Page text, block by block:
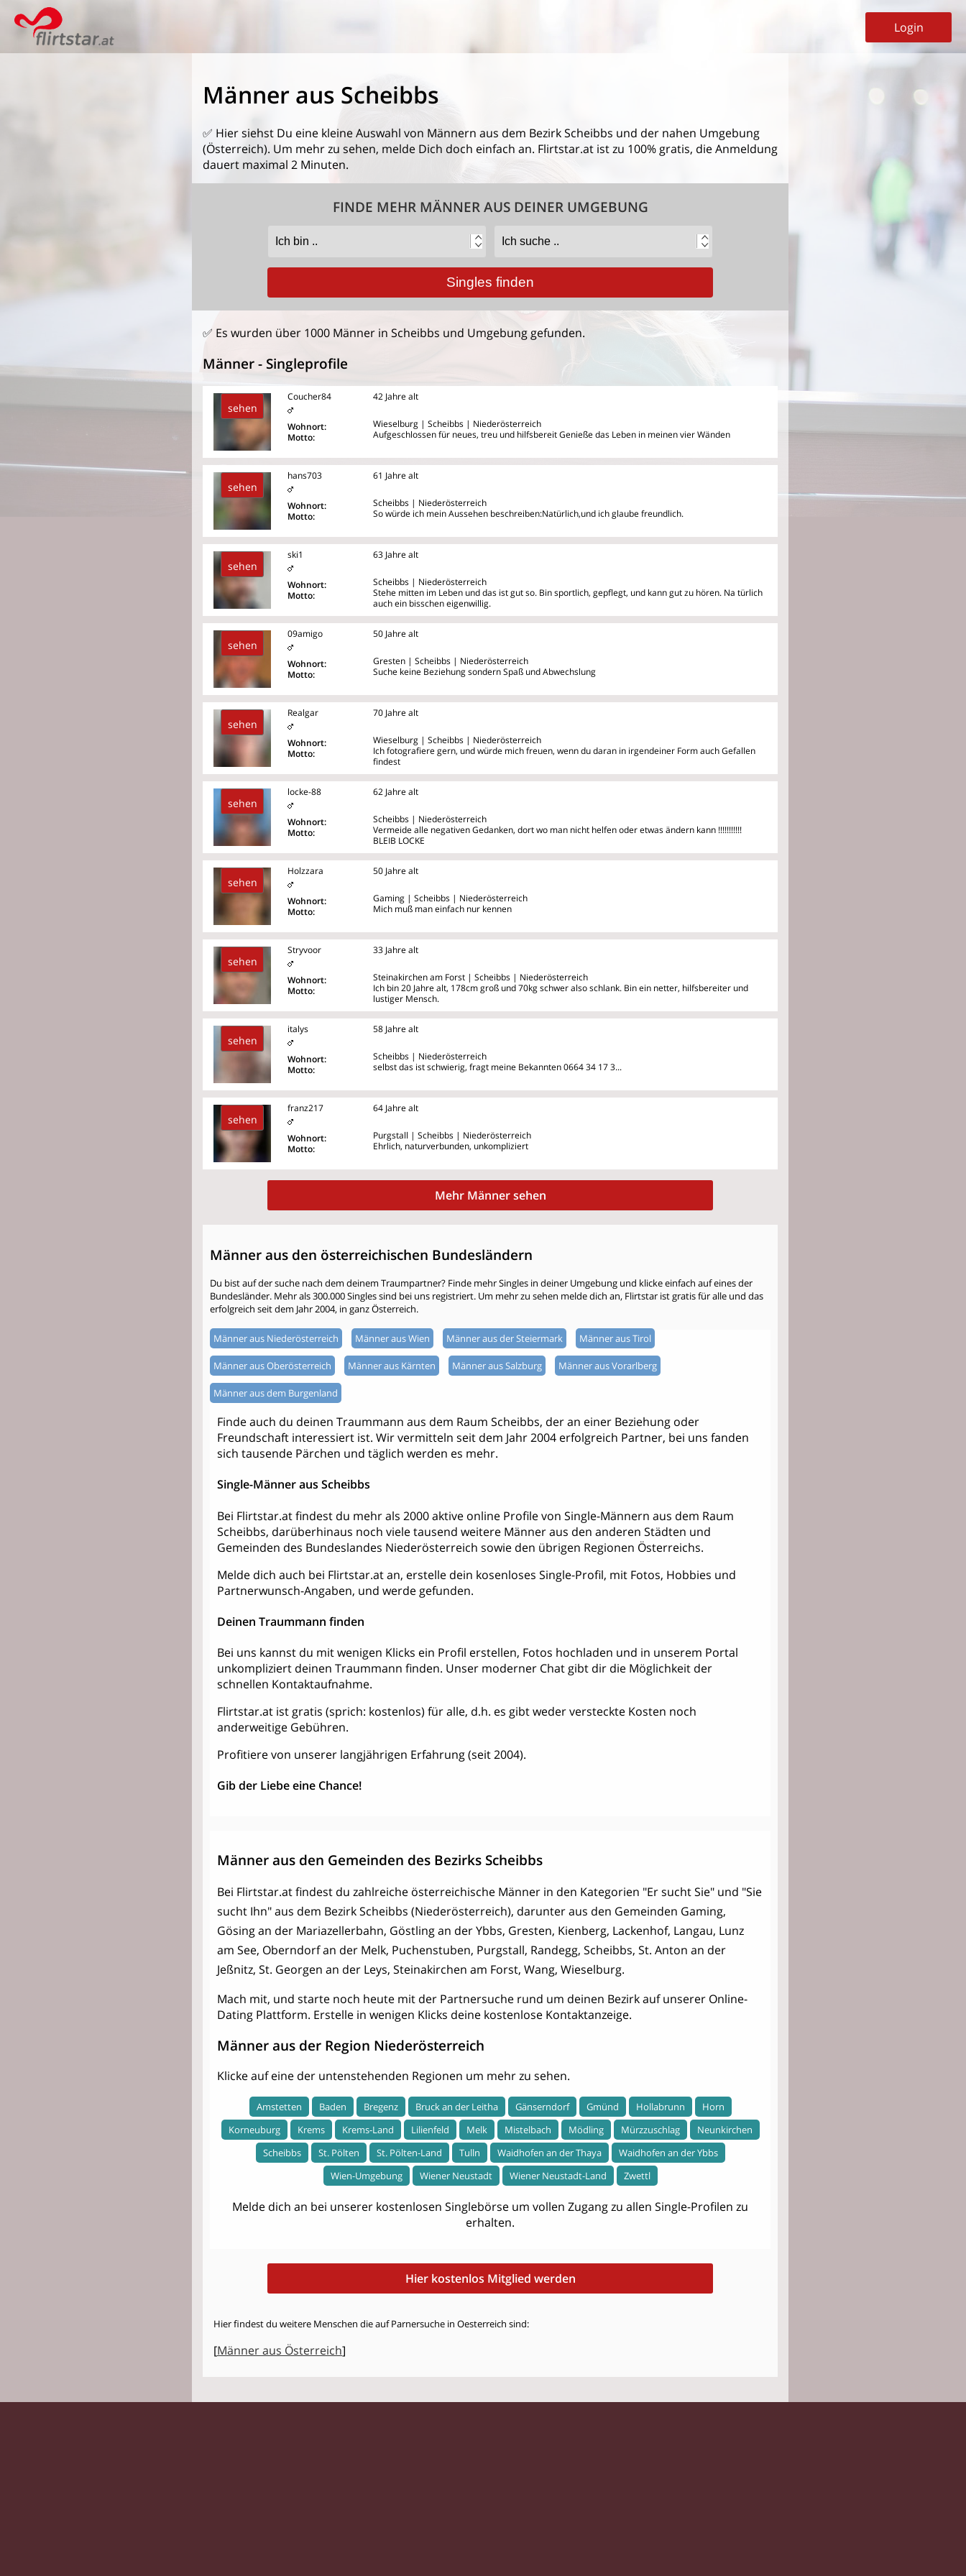
Login
Männer aus Scheibbs
✅ Hier siehst Du eine kleine Auswahl von Männern aus dem Bezirk Scheibbs und der nahen Umgebung
(Österreich). Um mehr zu sehen, melde Dich doch einfach an. Flirtstar.at ist zu 100% gratis, die Anmeldung
dauert maximal 2 Minuten.
FINDE MEHR MÄNNER AUS DEINER UMGEBUNG
✅ Es wurden über 1000 Männer in Scheibbs und Umgebung gefunden.
Männer - Singleprofile
sehen
Coucher84
Wohnort:
Motto:
42 Jahre alt
Wieselburg | Scheibbs | Niederösterreich
Aufgeschlossen für neues, treu und hilfsbereit Genieße das Leben in meinen vier Wänden
sehen
hans703
Wohnort:
Motto:
61 Jahre alt
Scheibbs | Niederösterreich
So würde ich mein Aussehen beschreiben:Natürlich,und ich glaube freundlich.
sehen
ski1
Wohnort:
Motto:
63 Jahre alt
Scheibbs | Niederösterreich
Stehe mitten im Leben und das ist gut so. Bin sportlich, gepflegt, und kann gut zu hören. Na türlich
auch ein bisschen eigenwillig.
sehen
09amigo
Wohnort:
Motto:
50 Jahre alt
Gresten | Scheibbs | Niederösterreich
Suche keine Beziehung sondern Spaß und Abwechslung
sehen
Realgar
Wohnort:
Motto:
70 Jahre alt
Wieselburg | Scheibbs | Niederösterreich
Ich fotografiere gern, und würde mich freuen, wenn du daran in irgendeiner Form auch Gefallen
findest
sehen
locke-88
Wohnort:
Motto:
62 Jahre alt
Scheibbs | Niederösterreich
Vermeide alle negativen Gedanken, dort wo man nicht helfen oder etwas ändern kann !!!!!!!!!!!
BLEIB LOCKE
sehen
Holzzara
Wohnort:
Motto:
50 Jahre alt
Gaming | Scheibbs | Niederösterreich
Mich muß man einfach nur kennen
sehen
Stryvoor
Wohnort:
Motto:
33 Jahre alt
Steinakirchen am Forst | Scheibbs | Niederösterreich
Ich bin 20 Jahre alt, 178cm groß und 70kg schwer also schlank. Bin ein netter, hilfsbereiter und
lustiger Mensch.
sehen
italys
Wohnort:
Motto:
58 Jahre alt
Scheibbs | Niederösterreich
selbst das ist schwierig, fragt meine Bekannten 0664 34 17 3...
sehen
franz217
Wohnort:
Motto:
64 Jahre alt
Purgstall | Scheibbs | Niederösterreich
Ehrlich, naturverbunden, unkompliziert
Mehr Männer sehen
Männer aus den österreichischen Bundesländern
Du bist auf der suche nach dem deinem Traumpartner? Finde mehr Singles in deiner Umgebung und klicke einfach auf eines der
Bundesländer. Mehr als 300.000 Singles sind bei uns registriert. Um mehr zu sehen melde dich an, Flirtstar ist gratis für alle und das
erfolgreich seit dem Jahr 2004, in ganz Österreich.
Männer aus Niederösterreich Männer aus Wien Männer aus der Steiermark Männer aus Tirol
Männer aus Oberösterreich Männer aus Kärnten Männer aus Salzburg Männer aus Vorarlberg
Männer aus dem Burgenland
Finde auch du deinen Traummann aus dem Raum Scheibbs, der an einer Beziehung oder
Freundschaft interessiert ist. Wir vermitteln seit dem Jahr 2004 erfolgreich Partner, bei uns fanden
sich tausende Pärchen und täglich werden es mehr.
Single-Männer aus Scheibbs
Bei Flirtstar.at findest du mehr als 2000 aktive online Profile von Single-Männern aus dem Raum
Scheibbs, darüberhinaus noch viele tausend weitere Männer aus den anderen Städten und
Gemeinden des Bundeslandes Niederösterreich sowie den übrigen Regionen Österreichs.
Melde dich auch bei Flirtstar.at an, erstelle dein kosenloses Single-Profil, mit Fotos, Hobbies und
Partnerwunsch-Angaben, und werde gefunden.
Deinen Traummann finden
Bei uns kannst du mit wenigen Klicks ein Profil erstellen, Fotos hochladen und in unserem Portal
unkompliziert deinen Traummann finden. Unser moderner Chat gibt dir die Möglichkeit der
schnellen Kontaktaufnahme.
Flirtstar.at ist gratis (sprich: kostenlos) für alle, d.h. es gibt weder versteckte Kosten noch
anderweitige Gebühren.
Profitiere von unserer langjährigen Erfahrung (seit 2004).
Gib der Liebe eine Chance!
Männer aus den Gemeinden des Bezirks Scheibbs
Bei Flirtstar.at findest du zahlreiche österreichische Männer in den Kategorien "Er sucht Sie" und "Sie
sucht Ihn" aus dem Bezirk Scheibbs (Niederösterreich), darunter aus den Gemeinden Gaming,
Gösing an der Mariazellerbahn, Göstling an der Ybbs, Gresten, Kienberg, Lackenhof, Langau, Lunz
am See, Oberndorf an der Melk, Puchenstuben, Purgstall, Randegg, Scheibbs, St. Anton an der
Jeßnitz, St. Georgen an der Leys, Steinakirchen am Forst, Wang, Wieselburg.
Mach mit, und starte noch heute mit der Partnersuche rund um deinen Bezirk auf unserer Online-
Dating Plattform. Erstelle in wenigen Klicks deine kostenlose Kontaktanzeige.
Männer aus der Region Niederösterreich
Klicke auf eine der untenstehenden Regionen um mehr zu sehen.
Amstetten Baden Bregenz Bruck an der Leitha Gänserndorf Gmünd Hollabrunn
Horn
Korneuburg
Krems Krems-Land Lilienfeld Melk Mistelbach Mödling Mürzzuschlag
Neunkirchen
Scheibbs
St. Pölten St. Pölten-Land Tulln Waidhofen an der Thaya
Waidhofen an der Ybbs
Wien-Umgebung
Wiener Neustadt Wiener Neustadt-Land Zwettl
Melde dich an bei unserer kostenlosen Singlebörse um vollen Zugang zu allen Single-Profilen zu
erhalten.
Hier kostenlos Mitglied werden
Hier findest du weitere Menschen die auf Parnersuche in Oesterreich sind:
[Männer aus Österreich]